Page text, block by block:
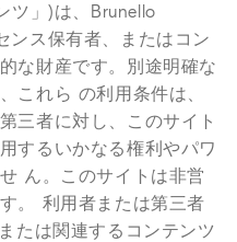
ツ」)は、Brunello
ンス保有者、またはコン
な財産です。別途明確な
これら の利用条件は、
三者に対し、このサイト
するいかなる権利やパワ
ん。このサイトは非営
。 利用者または第三者
たは関連するコンテンツ